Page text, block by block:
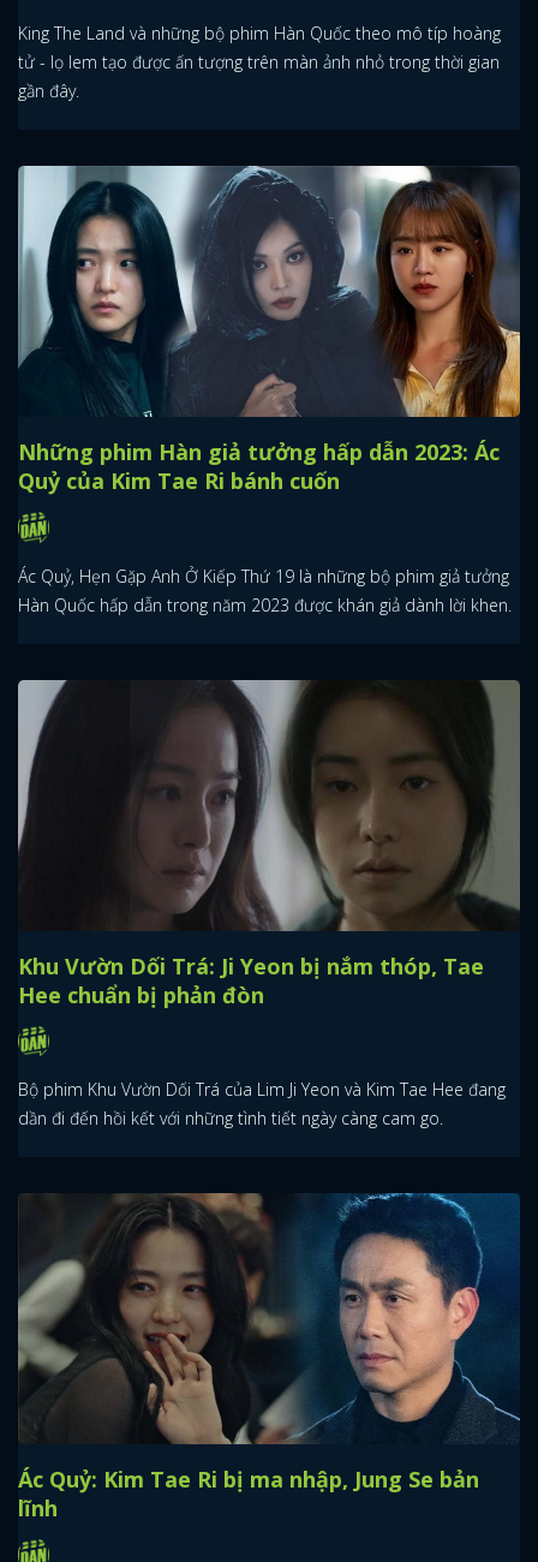
King The Land và những bộ phim Hàn Quốc theo mô típ hoàng
tử - lọ lem tạo được ấn tượng trên màn ảnh nhỏ trong thời gian
gần đây.
Những phim Hàn giả tưởng hấp dẫn 2023: Ác
Quỷ của Kim Tae Ri bánh cuốn
Ác Quỷ, Hẹn Gặp Anh Ở Kiếp Thứ 19 là những bộ phim giả tưởng
Hàn Quốc hấp dẫn trong năm 2023 được khán giả dành lời khen.
Khu Vườn Dối Trá: Ji Yeon bị nắm thóp, Tae
Hee chuẩn bị phản đòn
Bộ phim Khu Vườn Dối Trá của Lim Ji Yeon và Kim Tae Hee đang
dần đi đến hồi kết với những tình tiết ngày càng cam go.
Ác Quỷ: Kim Tae Ri bị ma nhập, Jung Se bản
lĩnh